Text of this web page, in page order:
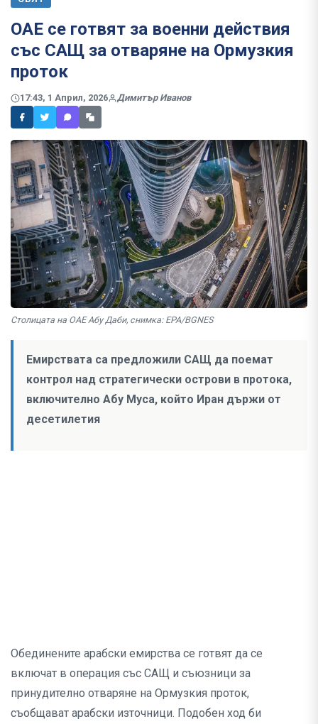
ОАЕ се готвят за военни действия
със САЩ за отваряне на Ормузкия
проток
17:43, 1 Април, 2026 Димитър Иванов
Столицата на ОАЕ Абу Даби, снимка: EPA/BGNES
Емирствата са предложили САЩ да поемат
контрол над стратегически острови в протока,
включително Абу Муса, който Иран държи от
десетилетия
Обединените арабски емирства се готвят да се
включат в операция със САЩ и съюзници за
принудително отваряне на Ормузкия проток,
съобщават арабски източници. Подобен ход би